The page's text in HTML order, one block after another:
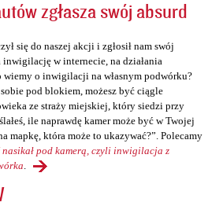
zgłasza swój absurd
się do naszej akcji i zgłosił nam swój
inwigilację w internecie, na działania
wiemy o inwigilacji na własnym podwórku?
pod blokiem, możesz być ciągle
ze straży miejskiej, który siedzi przy
ile naprawdę kamer może być w Twojej
mapkę, która może to ukazywać?”. Polecamy
nasikał pod kamerą, czyli inwigilacja z